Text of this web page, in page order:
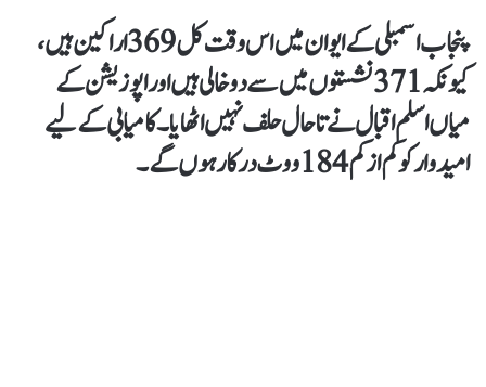
پنجاب اسمبلی کے ایوان میں اس وقت کل 369 اراکین ہیں،
کیونکہ 371 نشستوں میں سے دو خالی ہیں اور اپوزیشن کے
میاں اسلم اقبال نے تاحال حلف نہیں اٹھایا۔ کامیابی کے لیے
امیدوار کو کم از کم 184 ووٹ درکار ہوں گے۔